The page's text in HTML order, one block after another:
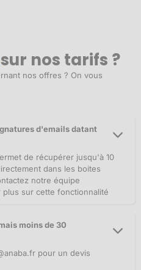
sur nos tarifs ?
nos offres ? On vous
d'emails datant
de récupérer jusqu'à 10
dans les boites
notre équipe
plus sur cette fonctionnalité
moins de 30
pour un devis